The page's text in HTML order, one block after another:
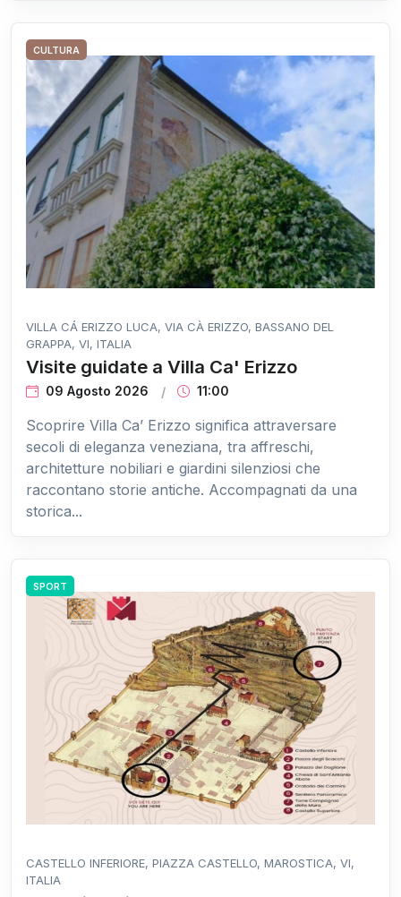
CULTURA
VILLA CÁ ERIZZO LUCA, VIA CÀ ERIZZO, BASSANO DEL
GRAPPA, VI, ITALIA
Visite guidate a Villa Ca' Erizzo
09 Agosto 2026 11:00
Scoprire Villa Ca’ Erizzo significa attraversare
secoli di eleganza veneziana, tra affreschi,
architetture nobiliari e giardini silenziosi che
raccontano storie antiche. Accompagnati da una
storica...
SPORT
CASTELLO INFERIORE, PIAZZA CASTELLO, MAROSTICA, VI,
ITALIA